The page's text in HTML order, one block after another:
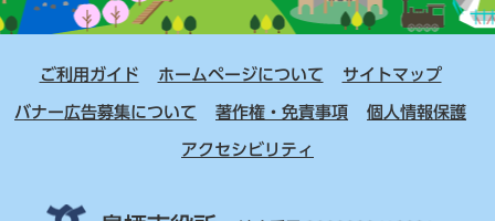
ご利用ガイド ホームページについて サイトマップ
バナー広告募集について 著作権・免責事項 個人情報保護
アクセシビリティ